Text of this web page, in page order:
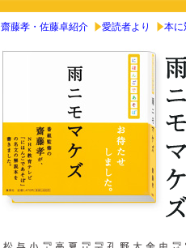
齋藤孝・佐藤卓紹介 愛読者より 本に